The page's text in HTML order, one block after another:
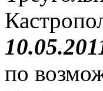
по